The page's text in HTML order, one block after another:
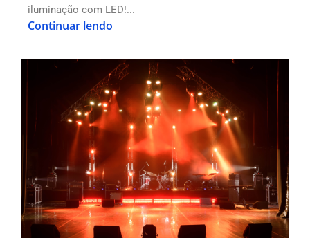
iluminação com LED!...
Continuar lendo